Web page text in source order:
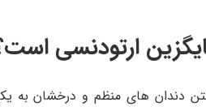
ارتودنسی
دندان های منظم و درخشان به